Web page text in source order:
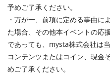
予めご了承ください。
・万が一、前項に定める事由に
た場合、その他本イベントの応
であっても、mysta株式会社は
コンテンツまたはコイン、現金
めご了承ください。